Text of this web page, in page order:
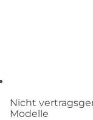
Nicht
Modelle